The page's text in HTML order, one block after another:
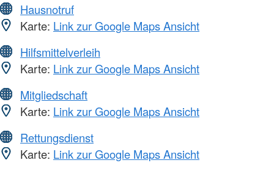
Hausnotruf
Karte: Link zur Google Maps Ansicht
Hilfsmittelverleih
Karte: Link zur Google Maps Ansicht
Mitgliedschaft
Karte: Link zur Google Maps Ansicht
Rettungsdienst
Karte: Link zur Google Maps Ansicht